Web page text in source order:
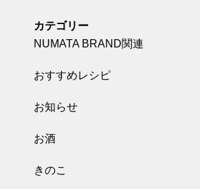
カテゴリー
NUMATA BRAND関連
おすすめレシピ
お知らせ
お酒
きのこ